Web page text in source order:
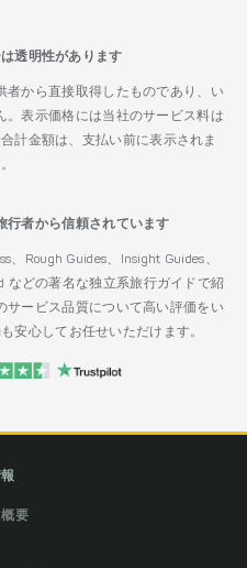
透明性があります
者から直接取得したものであり、い
。表示価格には当社のサービス料は
計金額は、支払い前に表示されま
行者から信頼されています
Rough Guides、Insight Guides、
などの著名な独立系旅行ガイドで紹
サービス品質について高い評価をい
安心してお任せいただけます。
要